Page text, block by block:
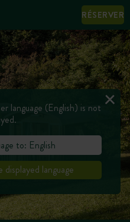
RÉSERVER
language (English) is not
to: English
language